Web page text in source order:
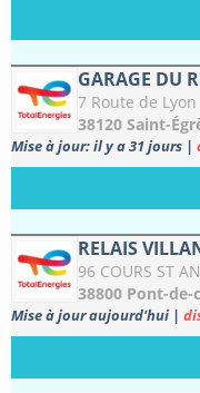
GARAGE DU
7 Route de Lyon
38120 Saint-
Mise à jour: il y a 31 jours |
RELAIS
96 COURS ST
38800 Pont-de-
Mise à jour aujourd'hui |